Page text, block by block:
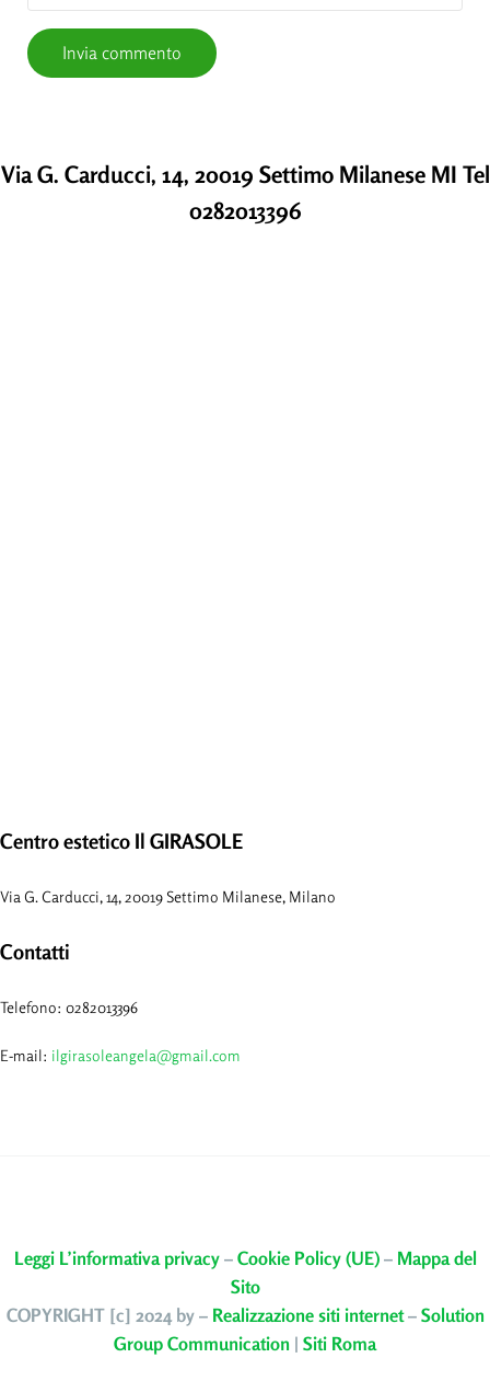
Via G. Carducci, 14, 20019 Settimo Milanese MI Tel
0282013396
Centro estetico Il GIRASOLE
Via G. Carducci, 14, 20019 Settimo Milanese, Milano
Contatti
Telefono: 0282013396
E-mail: ilgirasoleangela@gmail.com
Leggi L’informativa privacy– Cookie Policy (UE)– Mappa del
Sito
COPYRIGHT [c] 2024 by – Realizzazione siti internet– Solution
Group Communication | Siti Roma